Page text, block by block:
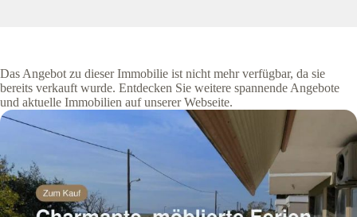
Das Angebot zu dieser Immobilie ist nicht mehr verfügbar, da sie
bereits verkauft wurde. Entdecken Sie weitere spannende Angebote
und aktuelle Immobilien auf unserer Webseite.